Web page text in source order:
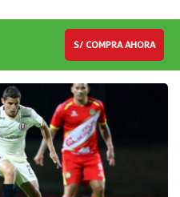
S/ COMPRA AHORA